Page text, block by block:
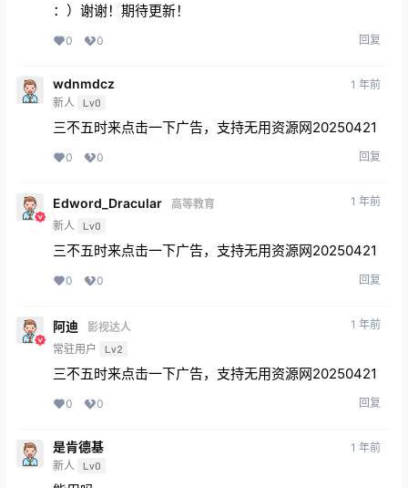
：）谢谢！期待更新！
0 0 回复
wdnmdcz
新人 Lv0
1 年前
三不五时来点击一下广告，支持无用资源网20250421
0 0 回复
Edword_Dracular
高等教育
新人
Lv0
1 年前
三不五时来点击一下广告，支持无用资源网20250421
0 0 回复
阿迪
影视达人
常驻用户
Lv2
1 年前
三不五时来点击一下广告，支持无用资源网20250421
0 0 回复
是肯德基
新人 Lv0
1 年前